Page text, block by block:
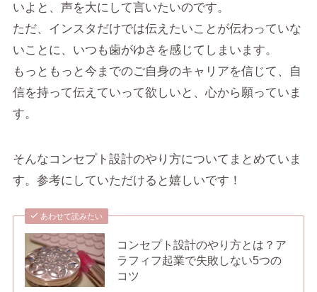
いよと、声を大にして言いたいのです。
ただ、インスタだけでは伝えたいことが伝わっていな
いことに、いつも歯がゆさを感じてしまいます。
もっともっと今までのご自身のキャリアを信じて、自
信を持って伝えていって欲しいと、心から願っていま
す。
そんなコンセプト設計のやり方についてまとめていま
す。参考にしていただけると嬉しいです！
あわせて読みたい
コンセプト設計のやり方とは？ア
ラフィフ起業で失敗しない5つの
コツ